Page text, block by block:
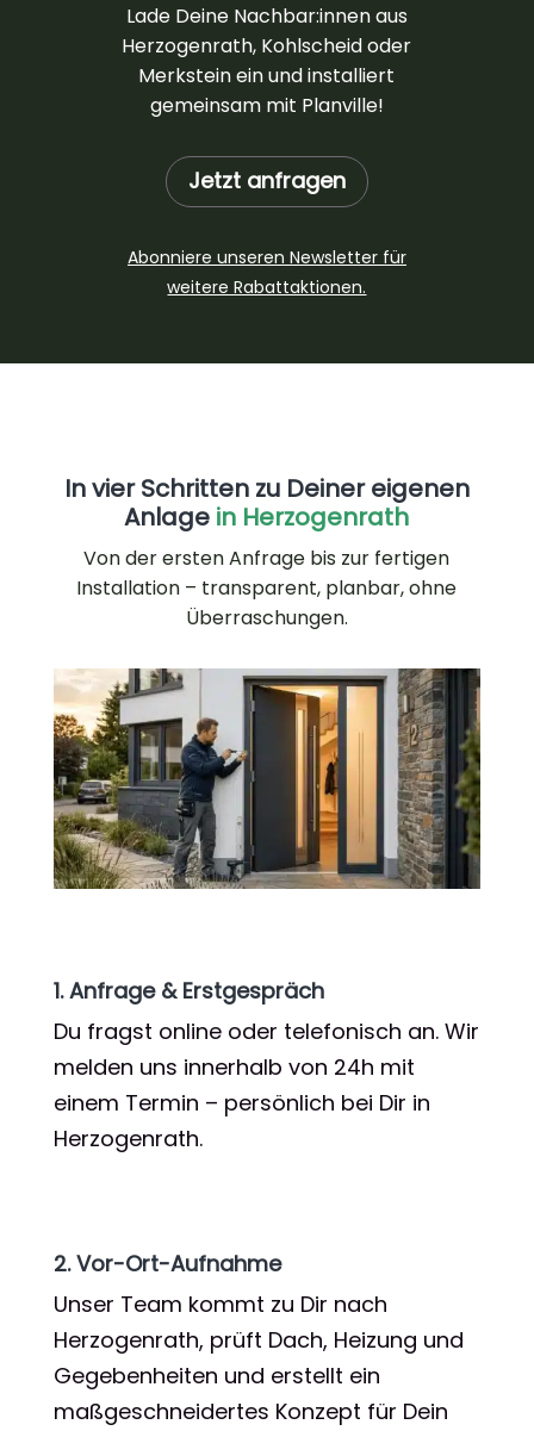
Lade Deine Nachbar:innen aus
Herzogenrath, Kohlscheid oder
Merkstein ein und installiert
gemeinsam mit Planville!
Jetzt anfragen
Abonniere unseren Newsletter für
weitere Rabattaktionen.
In vier Schritten zu Deiner eigenen
Anlage in Herzogenrath
Von der ersten Anfrage bis zur fertigen
Installation – transparent, planbar, ohne
Überraschungen.
1. Anfrage & Erstgespräch
Du fragst online oder telefonisch an. Wir
melden uns innerhalb von 24h mit
einem Termin – persönlich bei Dir in
Herzogenrath.
2. Vor-Ort-Aufnahme
Unser Team kommt zu Dir nach
Herzogenrath, prüft Dach, Heizung und
Gegebenheiten und erstellt ein
maßgeschneidertes Konzept für Dein